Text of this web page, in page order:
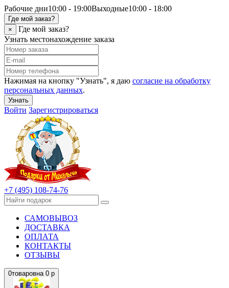
Рабочие дни10:00 - 19:00Выходные10:00 - 18:00
Где мой заказ?
×
Где мой заказ?
Узнать местонахождение заказа
Нажимая на кнопку "Узнать", я даю согласие на обработку
персональных данных.
Узнать
Войти Зарегистрироваться
+7 (495) 108-74-76
САМОВЫВОЗ
ДОСТАВКА
ОПЛАТА
КОНТАКТЫ
ОТЗЫВЫ
0товаровна 0 р